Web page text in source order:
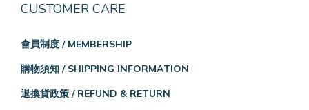
CUSTOMER CARE
會員制度 / MEMBERSHIP
購物須知 / SHIPPING INFORMATION
退換貨政策 / REFUND & RETURN